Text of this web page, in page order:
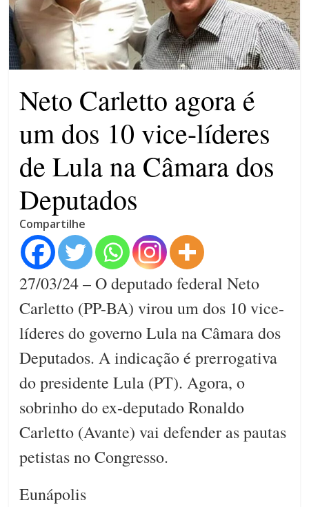
Dourado e Lilás
Agosto Lilás combate a
violência contra a mulher
O patrimônio dos candidatos
Neto Carletto agora é
um dos 10 vice-líderes
de Lula na Câmara dos
Deputados
Compartilhe
27/03/24 – O deputado federal Neto
Carletto (PP-BA) virou um dos 10 vice-
líderes do governo Lula na Câmara dos
Deputados. A indicação é prerrogativa
do presidente Lula (PT). Agora, o
sobrinho do ex-deputado Ronaldo
Carletto (Avante) vai defender as pautas
petistas no Congresso.
Eunápolis